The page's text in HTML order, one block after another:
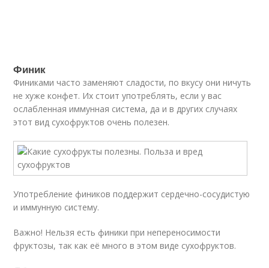
Финик
Финиками часто заменяют сладости, по вкусу они ничуть
не хуже конфет. Их стоит употреблять, если у вас
ослабленная иммунная система, да и в других случаях
этот вид сухофруктов очень полезен.
Употребление фиников поддержит сердечно-сосудистую
и иммунную систему.
Важно! Нельзя есть финики при непереносимости
фруктозы, так как её много в этом виде сухофруктов.